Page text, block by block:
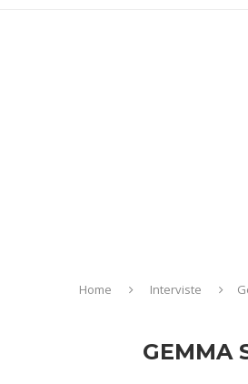
Home Interviste
GEMMA